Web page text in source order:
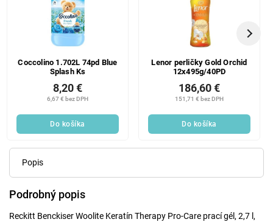
Coccolino 1.702L 74pd Blue
Splash Ks
6,67 € bez DPH
8,20 €
Do košíka
Lenor perličky Gold Orchid
12x495g/40PD
151,71 € bez DPH
186,60 €
Do košíka
Popis
Podrobný popis
Reckitt Benckiser Woolite Keratín Therapy Pro-Care prací gél, 2,7 l,